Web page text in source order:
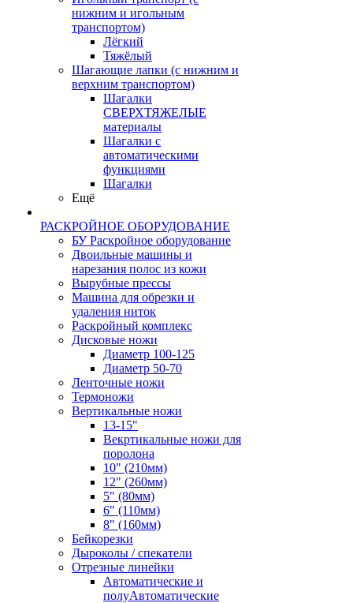
нижним и игольным
транспортом)
Лёгкий
Тяжёлый
Шагающие лапки (с нижним и
верхним транспортом)
Шагалки
СВЕРХТЯЖЕЛЫЕ
материалы
Шагалки с
автоматическими
функциями
Шагалки
Ещё
РАСКРОЙНОЕ ОБОРУДОВАНИЕ
БУ Раскройное оборудование
Двоильные машины и
нарезания полос из кожи
Вырубные прессы
Машина для обрезки и
удаления ниток
Раскройный комплекс
Дисковые ножи
Диаметр 100-125
Диаметр 50-70
Ленточные ножи
Термоножи
Вертикальные ножи
13-15"
Векртикальные ножи для
поролона
10" (210мм)
12" (260мм)
5" (80мм)
6" (110мм)
8" (160мм)
Бейкорезки
Дыроколы / спекатели
Отрезные линейки
Автоматические и
полуАвтоматические